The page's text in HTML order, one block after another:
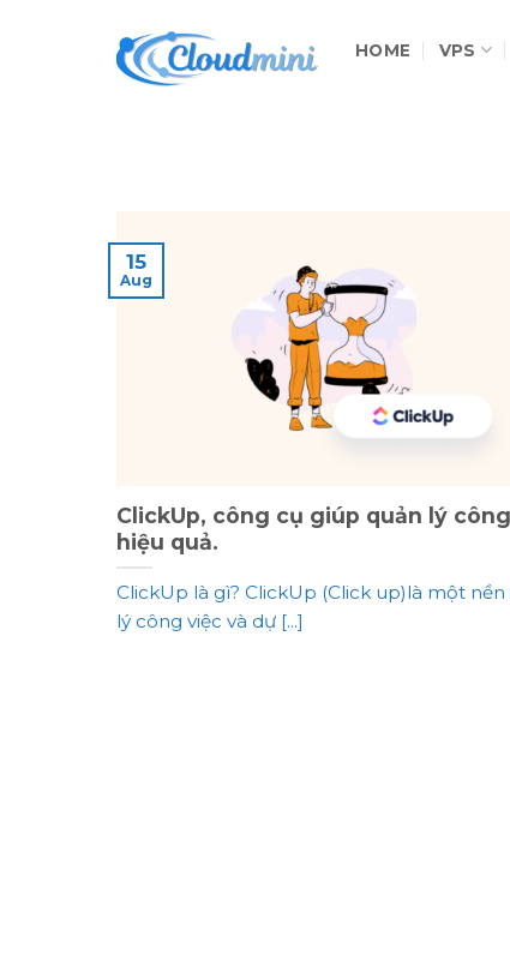
HOME VPS
ClickUp, công cụ giúp quản lý
hiệu quả.
ClickUp là gì? ClickUp (Click up)là một
lý công việc và dự [...]
15
Aug